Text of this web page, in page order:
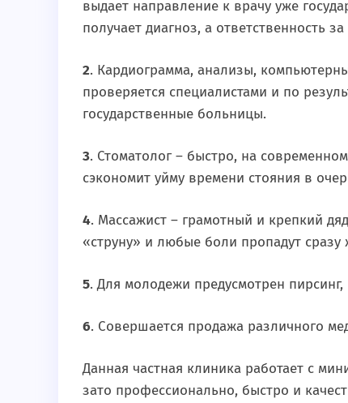
выдает направление к врачу уже
получает диагноз, а ответственность
2. Кардиограмма, анализы,
проверяется специалистами и по
государственные больницы.
3. Стоматолог – быстро, на
сэкономит уйму времени стояния в
4. Массажист – грамотный и крепкий
«струну» и любые боли пропадут сразу
5. Для молодежи предусмотрен
6. Совершается продажа различного
Данная частная клиника работает с
зато профессионально, быстро и